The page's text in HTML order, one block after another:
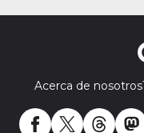
Acerca de nosotros